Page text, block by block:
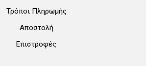
Τρόποι Πληρωμής
Αποστολή
Επιστροφές